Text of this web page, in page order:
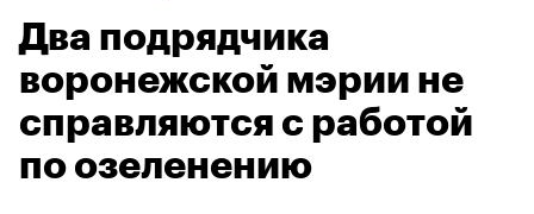
Два подрядчика
воронежской мэрии не
справляются с работой
по озеленению